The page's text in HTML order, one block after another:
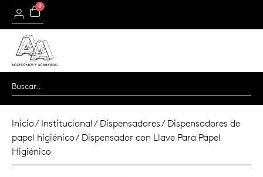
0
Inicio/ Institucional/ Dispensadores/ Dispensadores de
papel higiénico/ Dispensador con Llave Para Papel
Higiénico